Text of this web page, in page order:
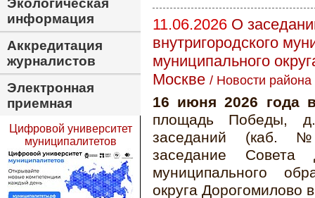
11.06.2026 О
внутригородского
муниципального
Москве / Новости района
16 июня 2026 года
площадь Победы,
заседаний (каб.
заседание Совета
муниципального
округа Дорогомилово
Экологическая
информация
Аккредитация
журналистов
Электронная
приемная
Цифровой университет
муниципалитетов